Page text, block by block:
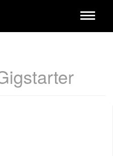
Toggle